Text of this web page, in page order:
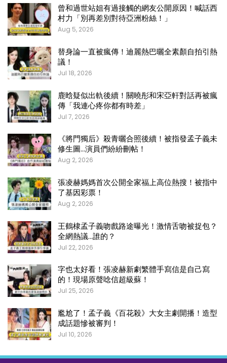
曾和過世站姐有過接觸的網友公開原因！喊話西
村力「別再差別對待亞洲粉絲！」
Aug 5, 2026
替身論一直被瘋傳！迪麗熱巴曬全素顏自拍引熱
議！
Jul 18, 2026
鹿晗疑似出軌後續！關曉彤和宋亞軒對話再被瘋
傳「我連心疼你都有時差」
Jul 7, 2026
《將門獨后》殺青曬合照後續！被指發孟子義未
修生圖…演員們紛紛刪帖！
Aug 2, 2026
張凌赫媽媽首次公開全家福上高位熱搜！被指中
了基因彩票！
Aug 2, 2026
王鶴棣孟子義吻戲路途曝光！激情舌吻被捉包？
全網熱議…誰的？
Jul 22, 2026
字也太好看！張凌赫新劇繁體手寫信是自己寫
的！現場原聲唸信超級蘇！
Jul 25, 2026
尷尬了！孟子義《百花殺》大女主劇開播！造型
成話題慘被審判！
Jul 10, 2026